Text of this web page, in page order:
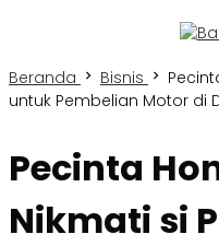
Beranda Bisnis
untuk Pembelian Motor di
Pecinta
Nikmati si